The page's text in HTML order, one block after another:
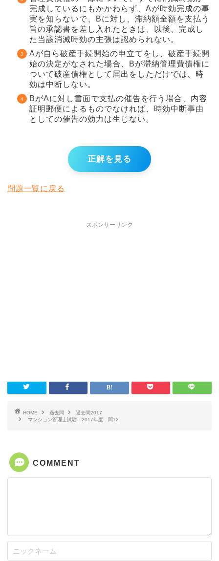
完成しているにもかかわらず、Aが時効完成の事
実を知らないで、Bに対し、滞納額全額を支払う
旨の承認書を差し入れたときは、以後、完成し
た当該消滅時効の主張は認められない。
Aが自ら破産手続開始の申立てをし、破産手続開
始の決定がなされた場合、Bが滞納管理費債権に
ついて破産債権として届出をしただけでは、時
効は中断しない。
BがAに対し書面で支払の催告を行う場合、内容
証明郵便によるものでなければ、時効中断事由
としての催告の効力は生じない。
正解を見る
問題一覧に戻る
スポンサーリンク
HOME 過去問
過去問2017
マンション管理士試験：2017年度 問12
COMMENT